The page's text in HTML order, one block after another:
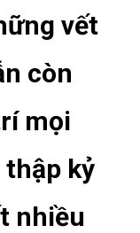
vết
còn
mọi
kỷ
nhiều